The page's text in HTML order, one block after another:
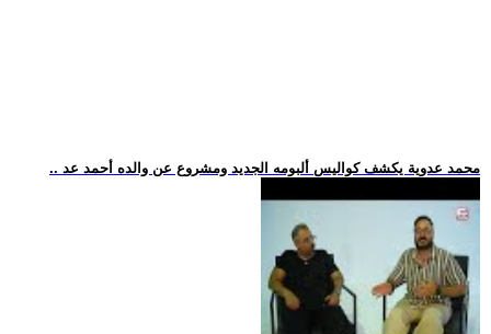
.. محمد عدوية يكشف كواليس ألبومه الجديد ومشروع عن والده أحمد عد